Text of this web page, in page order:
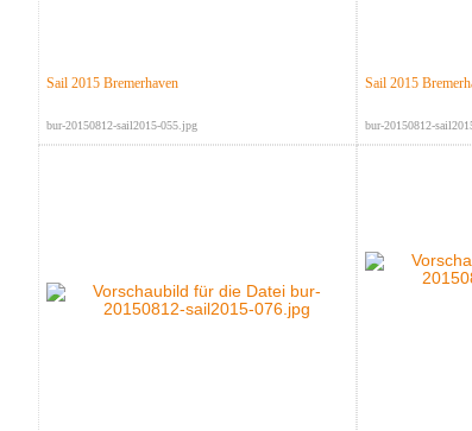
Sail 2015 Bremerhaven
bur-20150812-sail2015-055.jpg
Sail 2015
bur-20150812-